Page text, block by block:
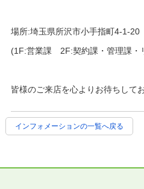
​場所:埼玉県所沢市小手指町4-1-20
(1F:営業課 2F:契約課・管理課・
皆様のご来店を心よりお待ちして
インフォメーションの一覧へ戻る